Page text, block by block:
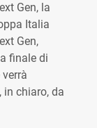
Gen, la
Italia
Gen,
finale di
in chiaro, da